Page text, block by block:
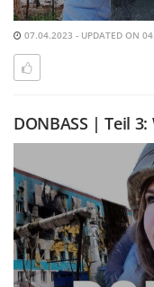
07.04.2023 - UPDATED ON
DONBASS | Teil